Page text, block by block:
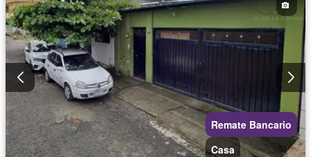
Remate Bancario
Casa